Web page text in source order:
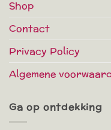
Shop
Contact
Privacy Policy
Algemene
Ga op ontdekking